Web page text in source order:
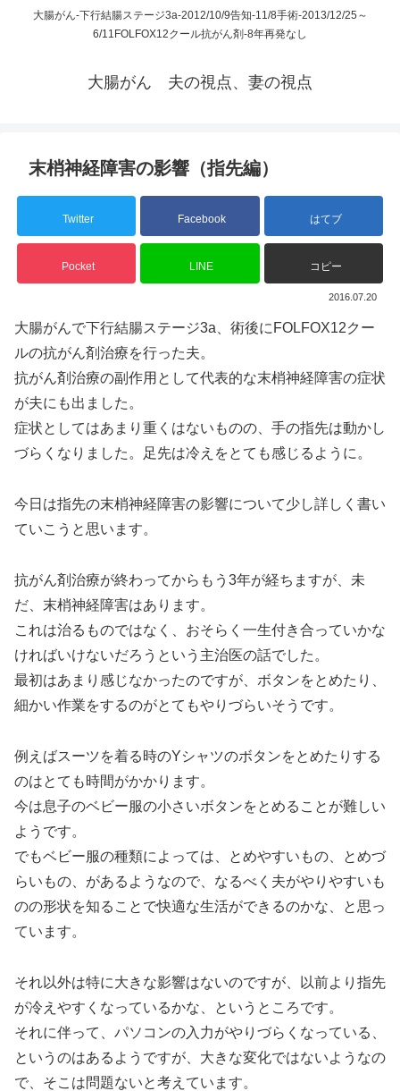
大腸がん-下行結腸ステージ3a-2012/10/9告知-11/8手術-2013/12/25～
6/11FOLFOX12クール抗がん剤-8年再発なし
大腸がん 夫の視点、妻の視点
末梢神経障害の影響（指先編）
Twitter Facebook はてブ
Pocket LINE コピー
2016.07.20
大腸がんで下行結腸ステージ3a、術後にFOLFOX12クー
ルの抗がん剤治療を行った夫。
抗がん剤治療の副作用として代表的な末梢神経障害の症状
が夫にも出ました。
症状としてはあまり重くはないものの、手の指先は動かし
づらくなりました。足先は冷えをとても感じるように。
今日は指先の末梢神経障害の影響について少し詳しく書い
ていこうと思います。
抗がん剤治療が終わってからもう3年が経ちますが、未
だ、末梢神経障害はあります。
これは治るものではなく、おそらく一生付き合っていかな
ければいけないだろうという主治医の話でした。
最初はあまり感じなかったのですが、ボタンをとめたり、
細かい作業をするのがとてもやりづらいそうです。
例えばスーツを着る時のYシャツのボタンをとめたりする
のはとても時間がかかります。
今は息子のベビー服の小さいボタンをとめることが難しい
ようです。
でもベビー服の種類によっては、とめやすいもの、とめづ
らいもの、があるようなので、なるべく夫がやりやすいも
のの形状を知ることで快適な生活ができるのかな、と思っ
ています。
それ以外は特に大きな影響はないのですが、以前より指先
が冷えやすくなっているかな、というところです。
それに伴って、パソコンの入力がやりづらくなっている、
というのはあるようですが、大きな変化ではないようなの
で、そこは問題ないと考えています。